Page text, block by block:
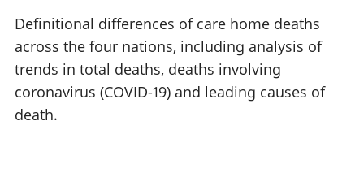
Cyfrifon gwladol
Cyfrifon
rhanbarthol
Definitional differences of care home deaths
across the four nations, including analysis of
trends in total deaths, deaths involving
coronavirus (COVID-19) and leading causes of
death.